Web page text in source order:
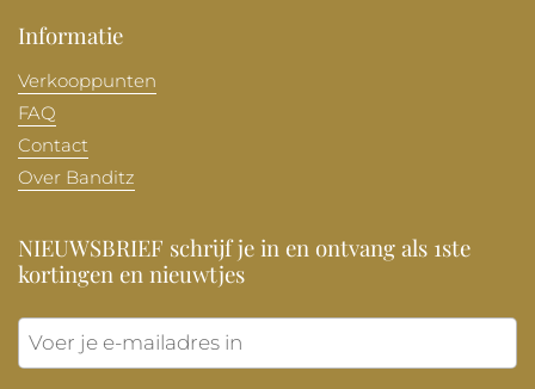
Informatie
Verkooppunten
FAQ
Contact
Over Banditz
NIEUWSBRIEF schrijf je in en ontvang als 1ste
kortingen en nieuwtjes